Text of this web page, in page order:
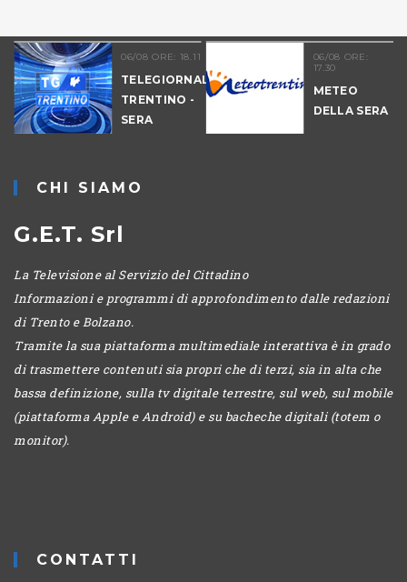
06/08 ORE: 18.11
TELEGIORNALE
TRENTINO -
SERA
06/08 ORE:
17.30
METEO
DELLA SERA
CHI SIAMO
G.E.T. Srl
La Televisione al Servizio del Cittadino
Informazioni e programmi di approfondimento dalle redazioni
di Trento e Bolzano.
Tramite la sua piattaforma multimediale interattiva è in grado
di trasmettere contenuti sia propri che di terzi, sia in alta che
bassa definizione, sulla tv digitale terrestre, sul web, sul mobile
(piattaforma Apple e Android) e su bacheche digitali (totem o
monitor).
CONTATTI